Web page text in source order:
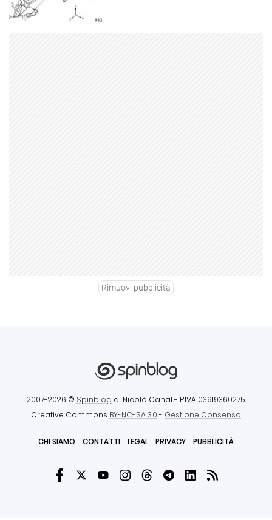
Rimuovi pubblicità
2007-2026 © Spinblog di Nicolò Canal - P.IVA 03919360275
Creative Commons BY-NC-SA 3.0- Gestione Consenso
CHI SIAMO CONTATTI LEGAL PRIVACY PUBBLICITÀ